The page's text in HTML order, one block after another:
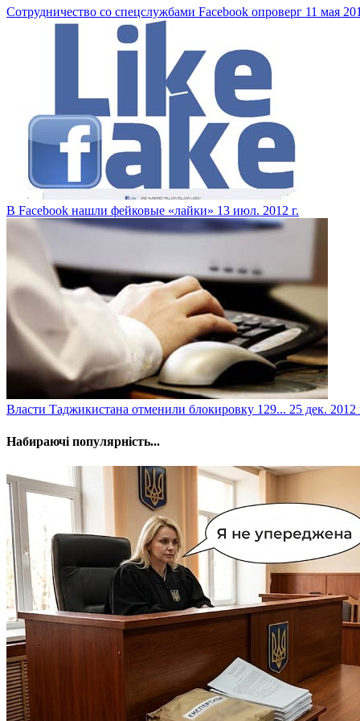
Сотрудничество со спецслужбами Facebook опроверг 11 мая
В Facebook нашли фейковые «лайки» 13 июл. 2012 г.
Власти Таджикистана отменили блокировку 129... 25 дек. 2012
Набираючі популярність...